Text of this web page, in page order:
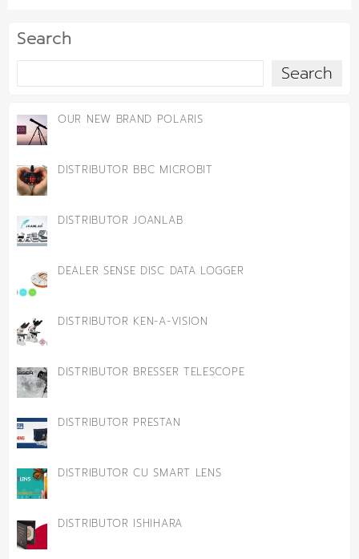
Search
Search
OUR NEW BRAND POLARIS
DISTRIBUTOR BBC MICROBIT
DISTRIBUTOR JOANLAB
DEALER SENSE DISC DATA LOGGER
DISTRIBUTOR KEN-A-VISION
DISTRIBUTOR BRESSER TELESCOPE
DISTRIBUTOR PRESTAN
DISTRIBUTOR CU SMART LENS
DISTRIBUTOR ISHIHARA